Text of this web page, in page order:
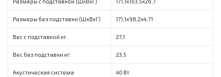
Размеры без подставки (ШxВxГ) 171,1х98,2х4,71
Вес с подставкой кг. 27,1
Вес без подставки кг. 23,5
Акустическая система 40 Вт